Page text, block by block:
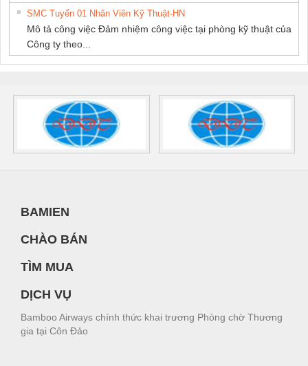
SMC Tuyển 01 Nhân Viên Kỹ Thuật-HN
Mô tả công việc Đảm nhiệm công việc tại phòng kỹ thuật của
Công ty theo...
BAMIEN
CHÀO BÁN
TÌM MUA
DỊCH VỤ
Bamboo Airways chính thức khai trương Phòng chờ Thương
gia tại Côn Đảo